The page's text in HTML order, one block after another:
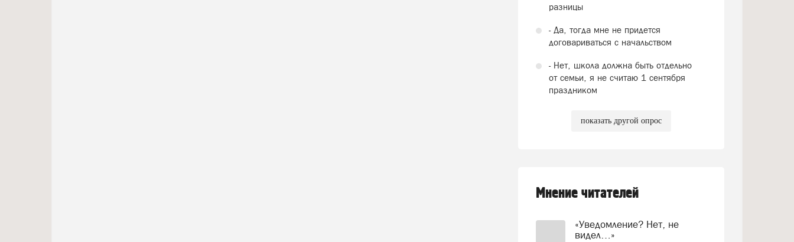
разницы
- Да, тогда мне не придется
договариваться с начальством
- Нет, школа должна быть отдельно
от семьи, я не считаю 1 сентября
праздником
показать другой опрос
Мнение читателей
«Уведомление? Нет, не
видел…»